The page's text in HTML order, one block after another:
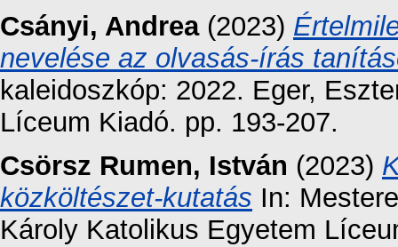
Csányi, Andrea(2023)
nevelése az olvasás-írás
kaleidoszkóp: 2022. Eger,
Líceum Kiadó. pp. 193-207.
Csörsz Rumen, István (2023)
közköltészet-kutatás In:
Károly Katolikus Egyetem